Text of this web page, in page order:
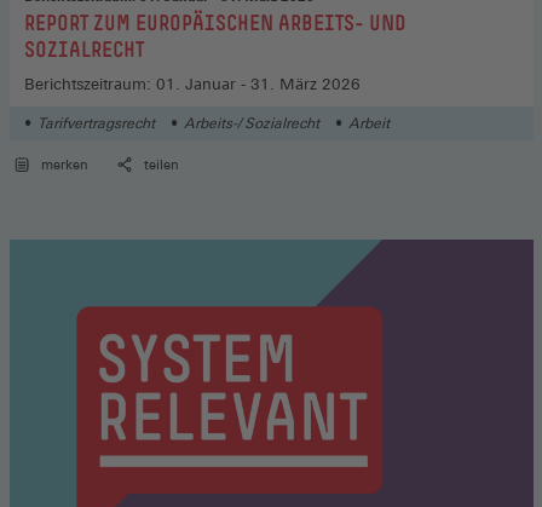
:REPORT ZUM EUROPÄISCHEN ARBEITS- UND
SOZIALRECHT
Berichtszeitraum: 01. Januar - 31. März 2026
Tarifvertragsrecht Arbeits-/ Sozialrecht Arbeit
merken teilen